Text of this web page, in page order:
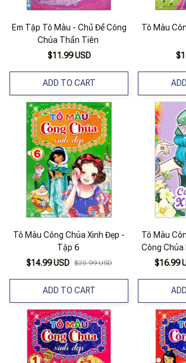
Em Tập Tô Màu - Chủ Đề Công
Chúa Thần Tiên
$11.99 USD
ADD TO CART
Tô Màu
Tô Màu Công Chúa Xinh Đẹp -
Tập 6
$14.99 USD $20.99 USD
ADD TO CART
Tô Màu
Công Chúa
$16.99